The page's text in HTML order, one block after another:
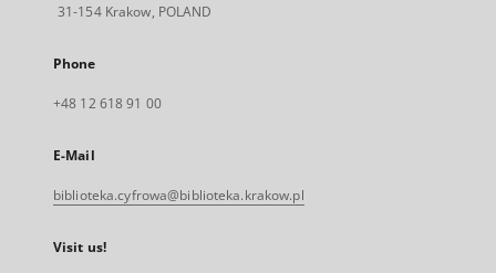
31-154 Krakow, POLAND
Phone
+48 12 618 91 00
E-Mail
biblioteka.cyfrowa@biblioteka.krakow.pl
Visit us!